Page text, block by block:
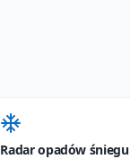
Radar opadów śniegu